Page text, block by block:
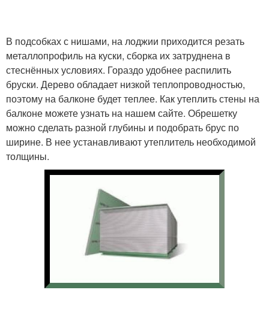
В подсобках с нишами, на лоджии приходится резать
металлопрофиль на куски, сборка их затруднена в
стеснённых условиях. Гораздо удобнее распилить
бруски. Дерево обладает низкой теплопроводностью,
поэтому на балконе будет теплее. Как утеплить стены на
балконе можете узнать на нашем сайте. Обрешетку
можно сделать разной глубины и подобрать брус по
ширине. В нее устанавливают утеплитель необходимой
толщины.